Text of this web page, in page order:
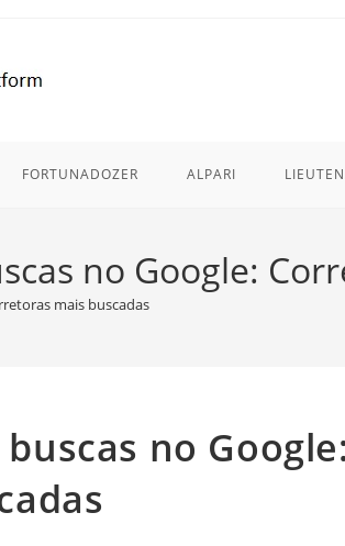
FORTUNADOZER ALPARI
no Google:
mais buscadas
no Google: